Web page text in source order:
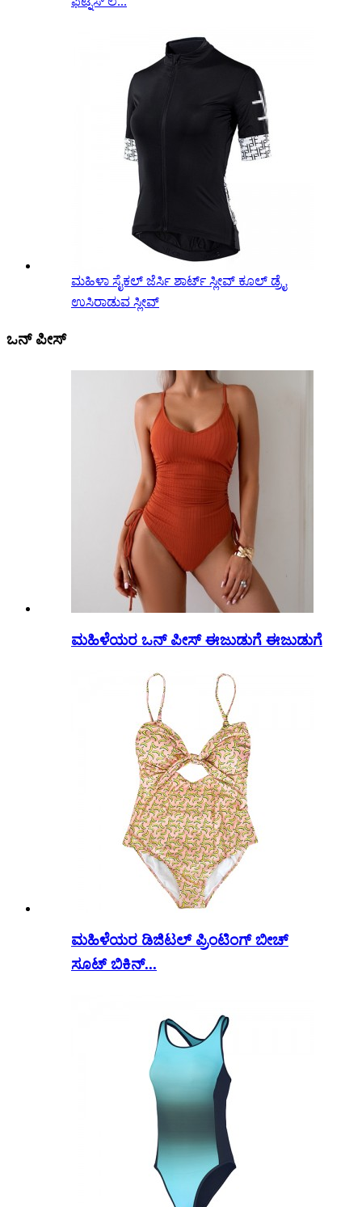
ಮಹಿಳಾ ಸೈಕಲ್ ಜೆರ್ಸಿ ಶಾರ್ಟ್ ಸ್ಲೀವ್ ಕೂಲ್ ಡ್ರೈ
ಉಸಿರಾಡುವ ಸ್ಲೀವ್
ಒನ್ ಪೀಸ್
ಮಹಿಳೆಯರ ಒನ್ ಪೀಸ್ ಈಜುಡುಗೆ ಈಜುಡುಗೆ
ಮಹಿಳೆಯರ ಡಿಜಿಟಲ್ ಪ್ರಿಂಟಿಂಗ್ ಬೀಚ್
ಸೂಟ್ ಬಿಕಿನ್...